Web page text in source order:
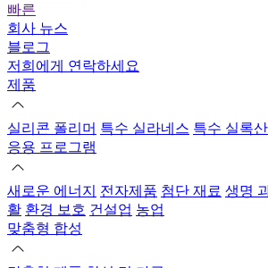
빠른
회사 뉴스
블로그
저희에게 연락하세요
제품
실리콘 폴리머 특수 실라네스 특수 실록산
응용 프로그램
새로운 에너지 전자제품 첨단 재료 생명
활 환경 보호 건설업 농업
맞춤형 합성